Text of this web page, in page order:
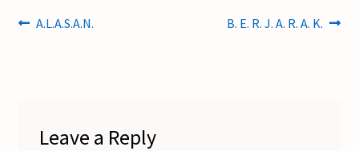
Post
Previous
A.L.A.S.A.N.
Next
B. E. R. J. A. R. A. K.
Leave a Reply